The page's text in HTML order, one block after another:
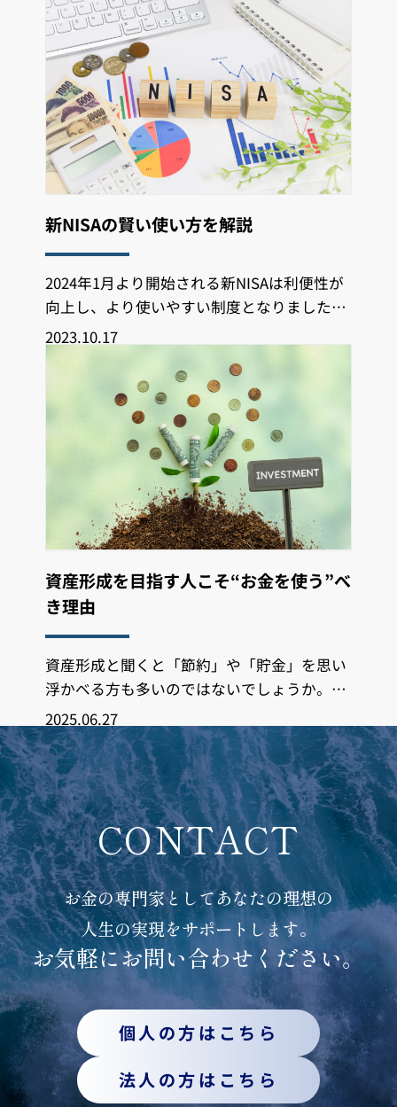
新NISAの賢い使い方を解説
2024年1月より開始される新NISAは利便性が
向上し、より使いやすい制度となりました。
新NISAを有効活用できるか否か
2023.10.17
資産形成を目指す人こそ“お金を使う”べ
き理由
資産形成と聞くと「節約」や「貯金」を思い
浮かべる方も多いのではないでしょうか。も
ちろん無駄遣いを避けることは大切ですが、
2025.06.27
CONTACT
お金の専門家としてあなたの理想の
人生の実現をサポートします。
お気軽にお問い合わせください。
個人の方はこちら
法人の方はこちら